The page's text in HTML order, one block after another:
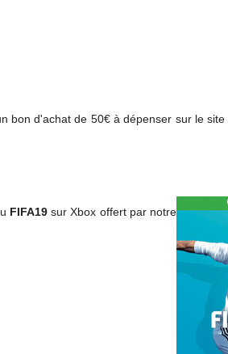
bon d'achat de 50€ à dépenser sur le
FIFA19sur Xbox offert par notre